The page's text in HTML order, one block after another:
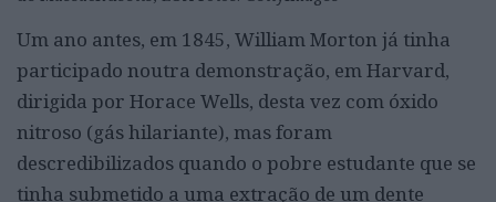
Um ano antes, em 1845, William Morton já tinha
participado noutra demonstração, em Harvard,
dirigida por Horace Wells, desta vez com óxido
nitroso (gás hilariante), mas foram
descredibilizados quando o pobre estudante que se
tinha submetido a uma extração de um dente